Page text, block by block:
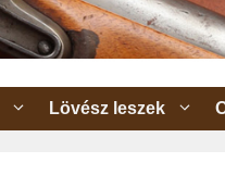
Lövész leszek